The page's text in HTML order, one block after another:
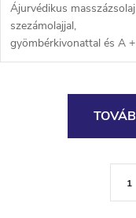
Ájurvédikus masszázsolaj
szezámolajjal,
gyömbérkivonattal és A
vitaminnal segít
támogatja a bőr
1